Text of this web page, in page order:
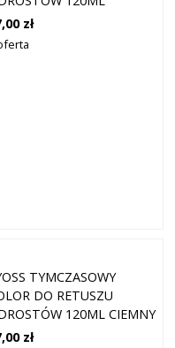
zł
TYMCZASOWY
DO RETUSZU
120ML CIEMNY
zł